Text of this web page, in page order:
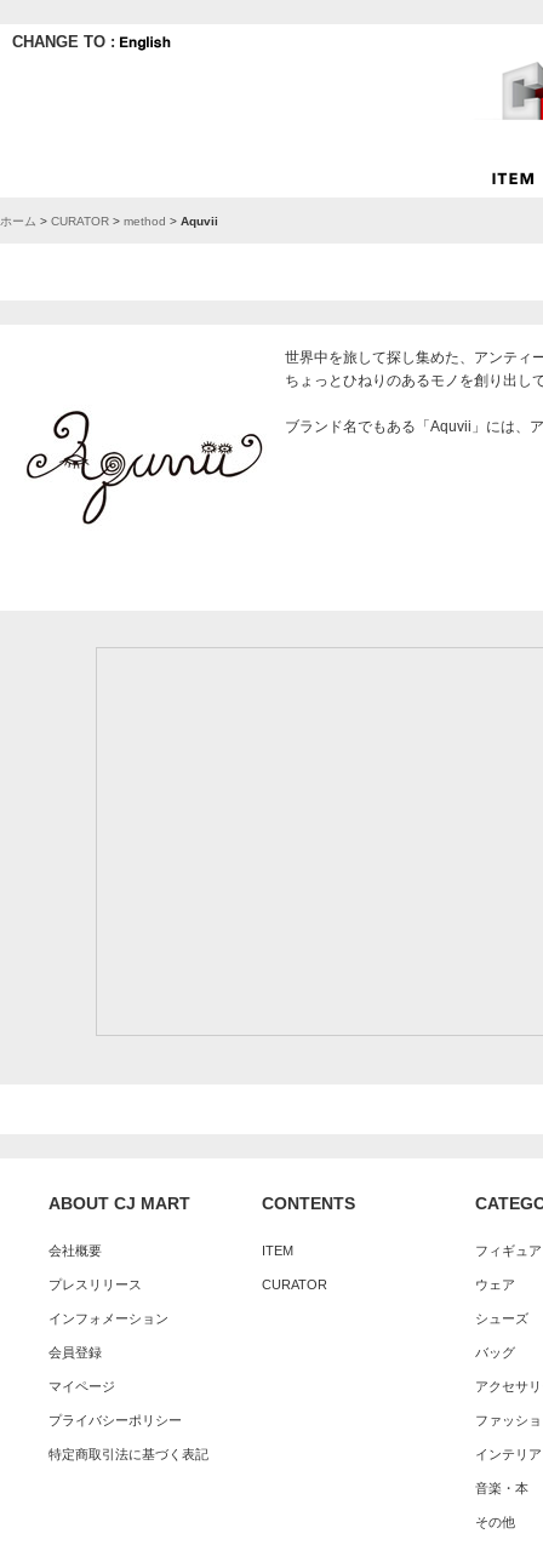
CHANGE TO :
ホーム > CURATOR > method > Aquvii
世界中を旅して探し集めた、アンティ
ちょっとひねりのあるモノを創り出し
ブランド名でもある「Aquvii」には、
ABOUT CJ MART
会社概要
プレスリリース
インフォメーション
会員登録
マイページ
プライバシーポリシー
特定商取引法に基づく表記
CONTENTS
ITEM
CURATOR
フィギュ
ウェア
シューズ
バッグ
アクセサ
ファッシ
インテリア
音楽・本
その他